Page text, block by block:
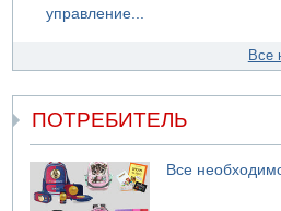
управление...
Все
ПОТРЕБИТЕЛЬ
Все